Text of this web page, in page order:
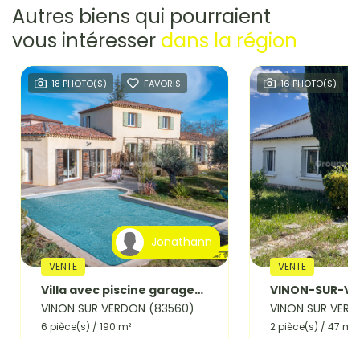
Autres biens qui pourraient
vous intéresser dans la région
18 PHOTO(S) FAVORIS
Jonathann
VENTE
Villa avec piscine garages et studio independant
VINON SUR VERDON (83560)
6 pièce(s) / 190 m²
16 PHOTO(S)
VENTE
VINON SUR
2 pièce(s) / 47 m²